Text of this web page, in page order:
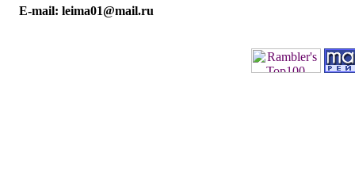
E-mail: leima01@mail.ru